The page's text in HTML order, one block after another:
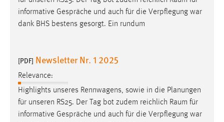
informative Gespräche und auch für die Verpflegung war
dank BHS bestens gesorgt. Ein rundum
[PDF] Newsletter Nr. 1 2025
Relevance:
Highlights unseres Rennwagens, sowie in die Planungen
für unseren RS25. Der Tag bot zudem reichlich Raum für
informative Gespräche und auch für die Verpflegung war